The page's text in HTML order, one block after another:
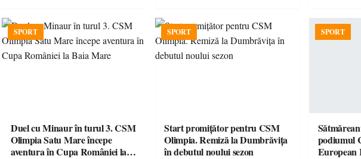
SPORT
Duel cu Minaur în turul 3. CSM
Olimpia Satu Mare începe
aventura în Cupa României la
SPORT
Start promițător pentru CSM
Olimpia. Remiză la Dumbrăvița
în debutul noului sezon
SPORT
podiumul
European